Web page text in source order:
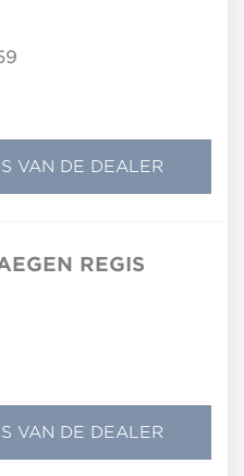
VAN DE DEALER
REGIS
VAN DE DEALER